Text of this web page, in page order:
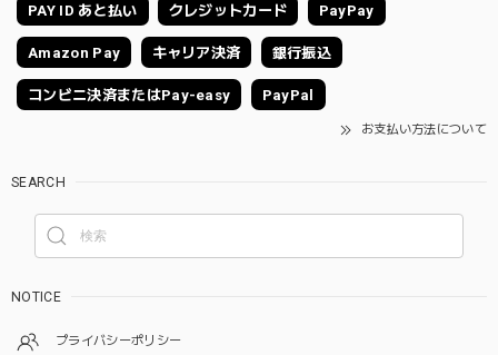
PAY ID あと払い クレジットカード PayPay
Amazon Pay キャリア決済 銀行振込
コンビニ決済またはPay-easy PayPal
お支払い方法について
SEARCH
NOTICE
プライバシーポリシー